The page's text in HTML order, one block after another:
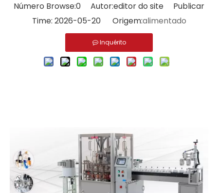
Número Browse:0 Autor:editor do site Publicar
Time: 2026-05-20 Origem:alimentado
Inquérito